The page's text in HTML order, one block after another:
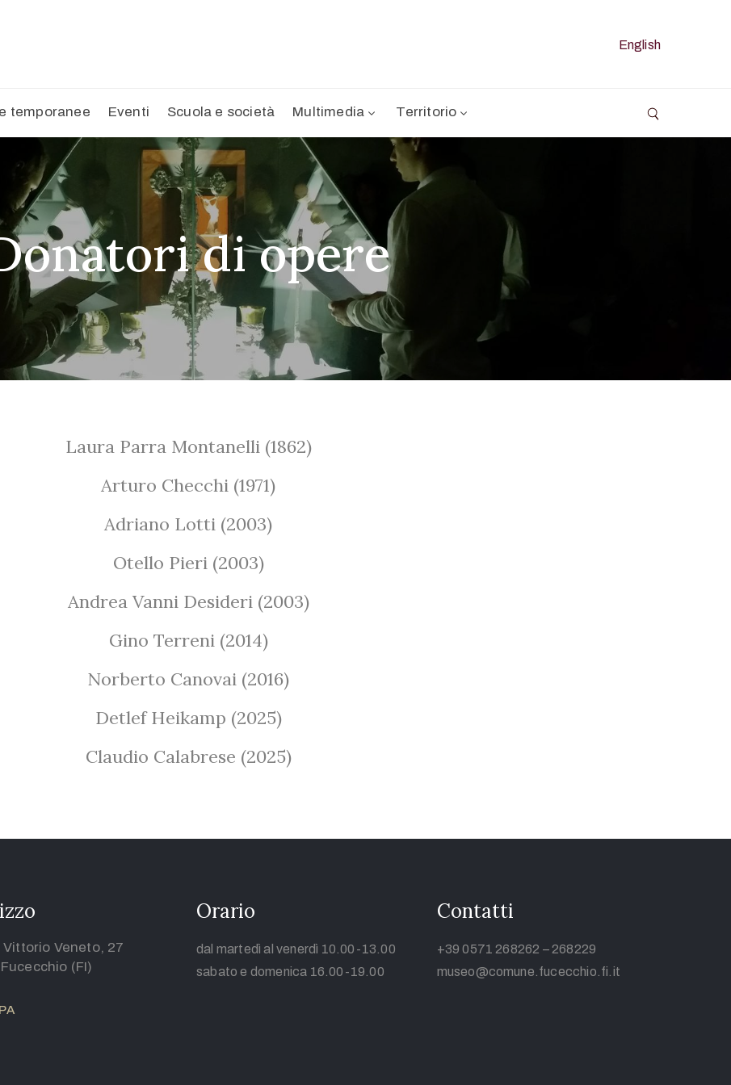
English
temporanee Eventi Scuola e società Multimedia Territorio
di opere
Laura Parra Montanelli (1862)
Arturo Checchi (1971)
Adriano Lotti (2003)
Otello Pieri (2003)
Andrea Vanni Desideri (2003)
Gino Terreni (2014)
Norberto Canovai (2016)
Detlef Heikamp (2025)
Claudio Calabrese (2025)
Vittorio Veneto, 27
(FI)
Orario
dal martedì al venerdì 10.00-13.00
sabato e domenica 16.00-19.00
Contatti
+39 0571 268262 – 268229
museo@comune.fucecchio.fi.it